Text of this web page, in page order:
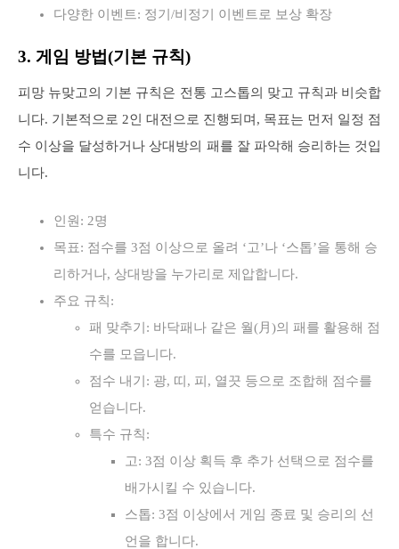
다양한 이벤트: 정기/비정기 이벤트로 보상 확장
3. 게임 방법(기본 규칙)
피망 뉴맞고의 기본 규칙은 전통 고스톱의 맞고 규칙과 비슷합
니다. 기본적으로 2인 대전으로 진행되며, 목표는 먼저 일정 점
수 이상을 달성하거나 상대방의 패를 잘 파악해 승리하는 것입
니다.
인원: 2명
목표: 점수를 3점 이상으로 올려 ‘고’나 ‘스톱’을 통해 승
리하거나, 상대방을 누가리로 제압합니다.
주요 규칙:
패 맞추기: 바닥패나 같은 월(月)의 패를 활용해 점
수를 모읍니다.
점수 내기: 광, 띠, 피, 열끗 등으로 조합해 점수를
얻습니다.
특수 규칙:
고: 3점 이상 획득 후 추가 선택으로 점수를
배가시킬 수 있습니다.
스톱: 3점 이상에서 게임 종료 및 승리의 선
언을 합니다.